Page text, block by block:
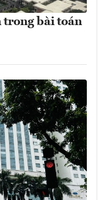
trong bài toán